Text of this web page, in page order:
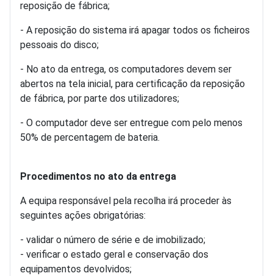
reposição de fábrica;
- A reposição do sistema irá apagar todos os ficheiros
pessoais do disco;
- No ato da entrega, os computadores devem ser
abertos na tela inicial, para certificação da reposição
de fábrica, por parte dos utilizadores;
- O computador deve ser entregue com pelo menos
50% de percentagem de bateria.
Procedimentos no ato da entrega
A equipa responsável pela recolha irá proceder às
seguintes ações obrigatórias:
- validar o número de série e de imobilizado;
- verificar o estado geral e conservação dos
equipamentos devolvidos;